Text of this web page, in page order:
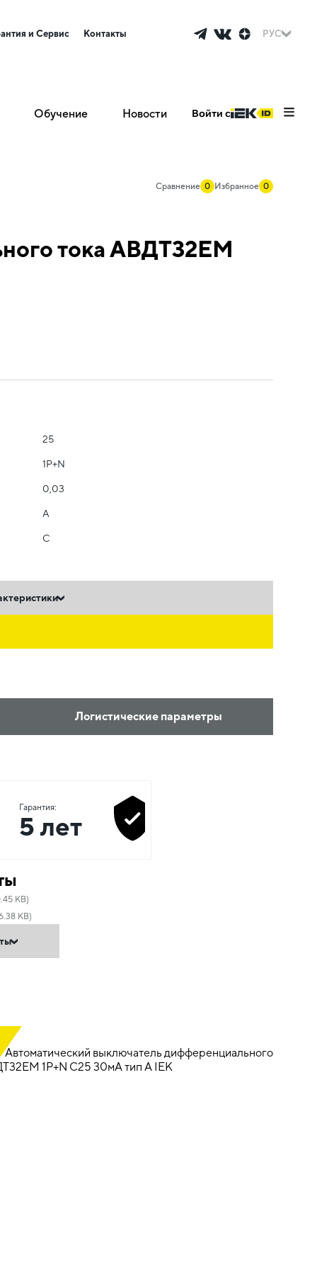
и Сервис Контакты РУС
Обучение Новости Войти с
Сравнение 0 Избранное 0
тока АВДТ32EM
25
1Р+N
0,03
A
C
Логистические параметры
Гарантия:
5 лет
KB)
KB)